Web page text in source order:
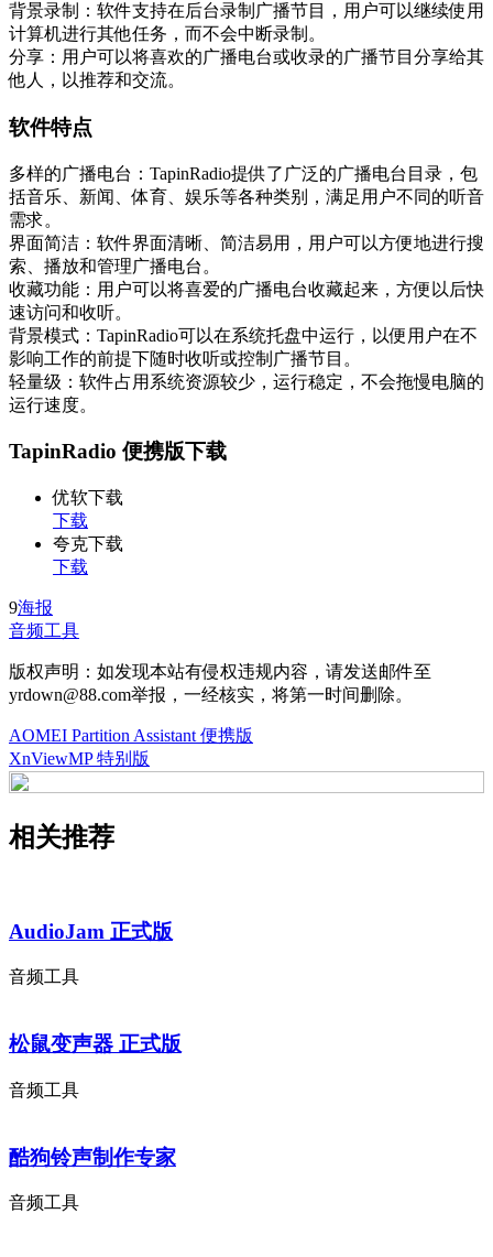
背景录制：软件支持在后台录制广播节目，用户可以继续使用
计算机进行其他任务，而不会中断录制。
分享：用户可以将喜欢的广播电台或收录的广播节目分享给其
他人，以推荐和交流。
软件特点
多样的广播电台：TapinRadio提供了广泛的广播电台目录，包
括音乐、新闻、体育、娱乐等各种类别，满足用户不同的听音
需求。
界面简洁：软件界面清晰、简洁易用，用户可以方便地进行搜
索、播放和管理广播电台。
收藏功能：用户可以将喜爱的广播电台收藏起来，方便以后快
速访问和收听。
背景模式：TapinRadio可以在系统托盘中运行，以便用户在不
影响工作的前提下随时收听或控制广播节目。
轻量级：软件占用系统资源较少，运行稳定，不会拖慢电脑的
运行速度。
TapinRadio 便携版下载
优软下载
下载
夸克下载
下载
9海报
音频工具
版权声明：如发现本站有侵权违规内容，请发送邮件至
yrdown@88.com举报，一经核实，将第一时间删除。
AOMEI Partition Assistant 便携版
XnViewMP 特别版
相关推荐
AudioJam 正式版
音频工具
松鼠变声器 正式版
音频工具
酷狗铃声制作专家
音频工具